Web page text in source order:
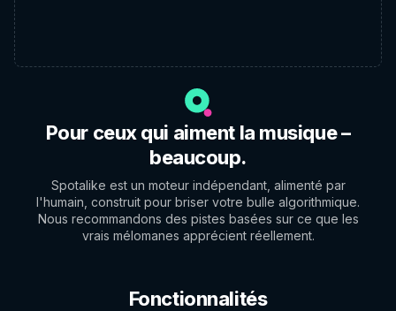
Pour ceux qui aiment la musique –
beaucoup.
Spotalike est un moteur indépendant, alimenté par
l'humain, construit pour briser votre bulle algorithmique.
Nous recommandons des pistes basées sur ce que les
vrais mélomanes apprécient réellement.
Fonctionnalités